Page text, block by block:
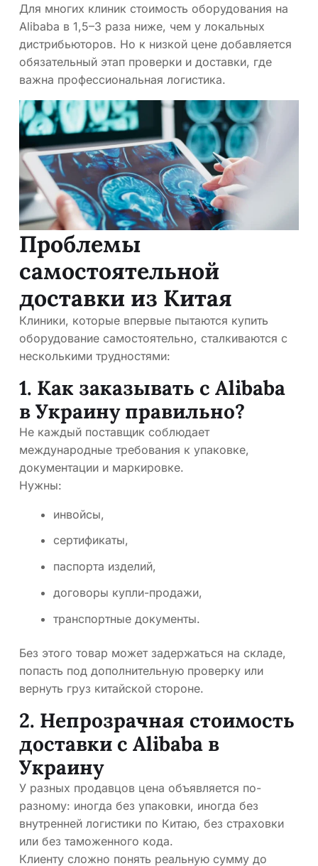
Для многих клиник стоимость оборудования на
Alibaba в 1,5–3 раза ниже, чем у локальных
дистрибьюторов. Но к низкой цене добавляется
обязательный этап проверки и доставки, где
важна профессиональная логистика.
Проблемы
самостоятельной
доставки из Китая
Клиники, которые впервые пытаются купить
оборудование самостоятельно, сталкиваются с
несколькими трудностями:
1. Как заказывать с Alibaba
в Украину правильно?
Не каждый поставщик соблюдает
международные требования к упаковке,
документации и маркировке.
Нужны:
инвойсы,
сертификаты,
паспорта изделий,
договоры купли-продажи,
транспортные документы.
Без этого товар может задержаться на складе,
попасть под дополнительную проверку или
вернуть груз китайской стороне.
2. Непрозрачная стоимость
доставки с Alibaba в
Украину
У разных продавцов цена объявляется по-
разному: иногда без упаковки, иногда без
внутренней логистики по Китаю, без страховки
или без таможенного кода.
Клиенту сложно понять реальную сумму до